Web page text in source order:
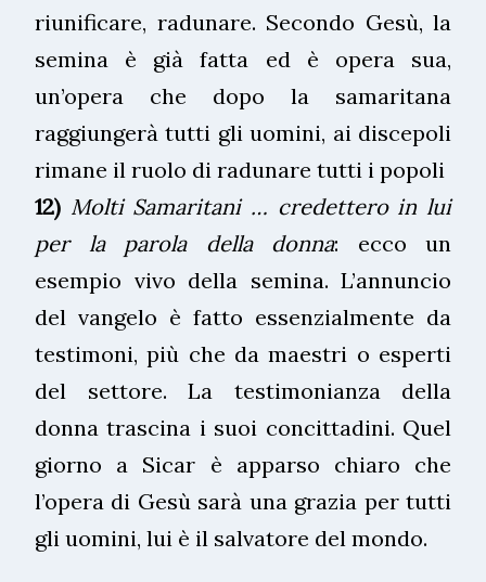
riunificare, radunare. Secondo Gesù, la
semina è già fatta ed è opera sua,
un’opera che dopo la samaritana
raggiungerà tutti gli uomini, ai discepoli
rimane il ruolo di radunare tutti i popoli
12) Molti Samaritani … credettero in lui
per la parola della donna: ecco un
esempio vivo della semina. L’annuncio
del vangelo è fatto essenzialmente da
testimoni, più che da maestri o esperti
del settore. La testimonianza della
donna trascina i suoi concittadini. Quel
giorno a Sicar è apparso chiaro che
l’opera di Gesù sarà una grazia per tutti
gli uomini, lui è il salvatore del mondo.